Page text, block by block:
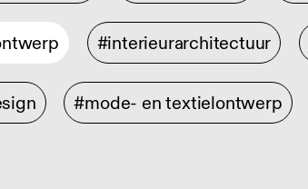
#interieurarchitectuur
#mode- en textielontwerp